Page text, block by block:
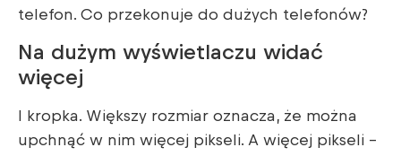
telefon. Co przekonuje do dużych telefonów?
Na dużym wyświetlaczu widać
więcej
I kropka. Większy rozmiar oznacza, że można
upchnąć w nim więcej pikseli. A więcej pikseli –